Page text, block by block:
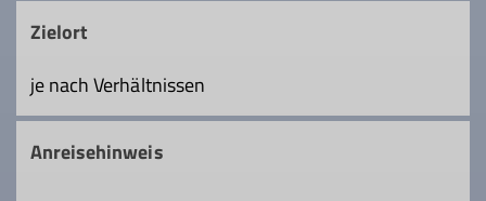
Zielort
je nach Verhältnissen
Anreisehinweis